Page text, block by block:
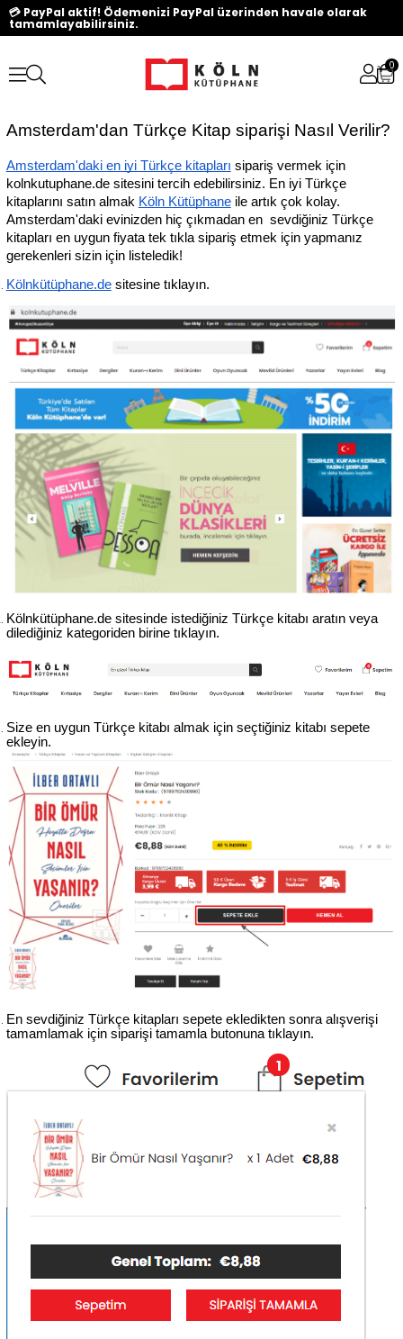
💳 PayPal aktif! Ödemenizi PayPal üzerinden havale olarak
tamamlayabilirsiniz.
0
Amsterdam'dan Türkçe Kitap siparişi Nasıl Verilir?
Amsterdam'daki en iyi Türkçe kitapları sipariş vermek için
kolnkutuphane.de sitesini tercih edebilirsiniz. En iyi Türkçe
kitaplarını satın almak Köln Kütüphane ile artık çok kolay.
Amsterdam'daki evinizden hiç çıkmadan en  sevdiğiniz Türkçe
kitapları en uygun fiyata tek tıkla sipariş etmek için yapmanız
gerekenleri sizin için listeledik!
Kölnkütüphane.de sitesine tıklayın.
Kölnkütüphane.de sitesinde istediğiniz Türkçe kitabı aratın veya
dilediğiniz kategoriden birine tıklayın.
Size en uygun Türkçe kitabı almak için seçtiğiniz kitabı sepete
ekleyin.
En sevdiğiniz Türkçe kitapları sepete ekledikten sonra alışverişi
tamamlamak için siparişi tamamla butonuna tıklayın.